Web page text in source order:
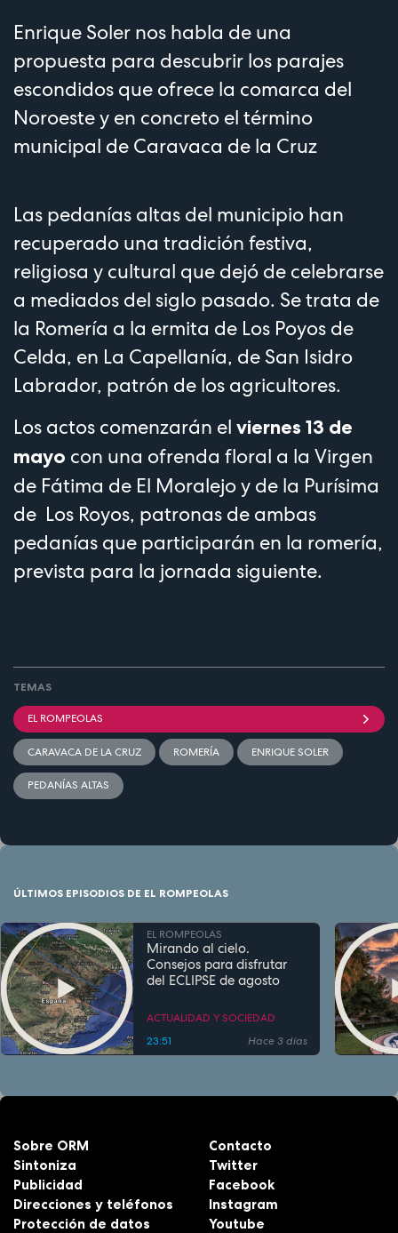
Enrique Soler nos habla de una
propuesta para descubrir los parajes
escondidos que ofrece la comarca del
Noroeste y en concreto el término
municipal de Caravaca de la Cruz
Las pedanías altas del municipio han
recuperado una tradición festiva,
religiosa y cultural que dejó de celebrarse
a mediados del siglo pasado. Se trata de
la Romería a la ermita de Los Poyos de
Celda, en La Capellanía, de San Isidro
Labrador, patrón de los agricultores.
Los actos comenzarán el viernes 13 de
mayo con una ofrenda floral a la Virgen
de Fátima de El Moralejo y de la Purísima
de Los Royos, patronas de ambas
pedanías que participarán en la romería,
prevista para la jornada siguiente.
TEMAS
EL ROMPEOLAS
CARAVACA DE LA CRUZ ROMERÍA ENRIQUE SOLER
PEDANÍAS ALTAS
ÚLTIMOS EPISODIOS DE EL ROMPEOLAS
EL ROMPEOLAS
Mirando al cielo.
Consejos para disfrutar
del ECLIPSE de agosto
ACTUALIDAD Y SOCIEDAD
23:51
Hace 3 días
Sobre ORM
Sintoniza
Publicidad
Direcciones y teléfonos
Protección de datos
Contacto
Twitter
Facebook
Instagram
Youtube